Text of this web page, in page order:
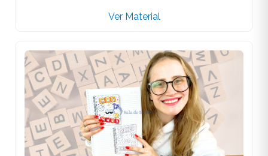
Ver Material